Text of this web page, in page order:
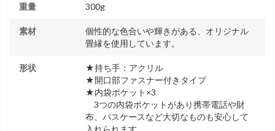
重量 300g
素材
個性的な色合いや輝きがある、オリジナル
畳縁を使用しています。
形状
★持ち手：アクリル
★開口部ファスナー付きタイプ
★内袋ポケット×3
3つの内袋ポケットがあり携帯電話や財
布、パスケースなど大切なものも安心して
入れられます。